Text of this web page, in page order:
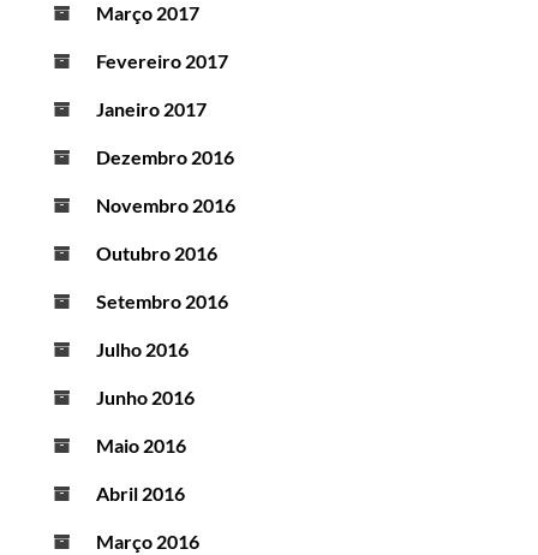
Março 2017
Fevereiro 2017
Janeiro 2017
Dezembro 2016
Novembro 2016
Outubro 2016
Setembro 2016
Julho 2016
Junho 2016
Maio 2016
Abril 2016
Março 2016